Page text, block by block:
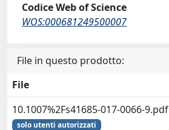
Codice Web of Science
WOS:000681249500007
File in questo prodotto:
File
10.1007%2Fs41685-017-0066-9.pdf
solo utenti autorizzati